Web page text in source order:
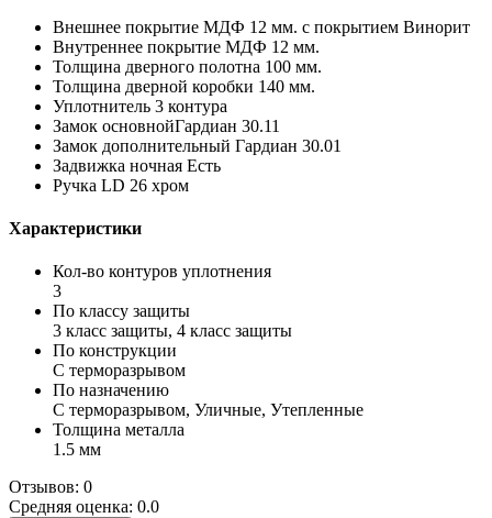
Внешнее покрытие МДФ 12 мм. с покрытием Винорит
Внутреннее покрытие МДФ 12 мм.
Толщина дверного полотна 100 мм.
Толщина дверной коробки 140 мм.
Уплотнитель 3 контура
Замок основнойГардиан 30.11
Замок дополнительный Гардиан 30.01
Задвижка ночная Есть
Ручка LD 26 хром
Характеристики
Кол-во контуров уплотнения
3
По классу защиты
3 класс защиты, 4 класс защиты
По конструкции
С терморазрывом
По назначению
С терморазрывом, Уличные, Утепленные
Толщина металла
1.5 мм
Отзывов: 0
Средняя оценка: 0.0